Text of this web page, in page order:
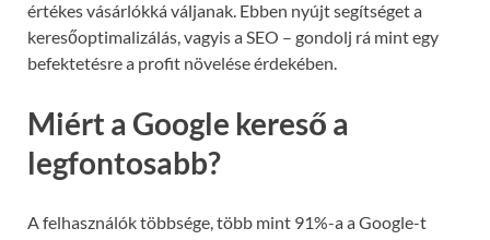
értékes vásárlókká váljanak. Ebben nyújt segítséget a
keresőoptimalizálás, vagyis a SEO – gondolj rá mint egy
befektetésre a profit növelése érdekében.
Miért a Google kereső a
legfontosabb?
A felhasználók többsége, több mint 91%-a a Google-t